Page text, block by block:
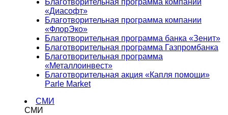
Благотворительная программа компании
«Диасофт»
Благотворительная программа компании
«ФлорЭко»
Благотворительная программа банка «Зенит»
Благотворительная программа Газпромбанка
Благотворительная программа
«Металлоинвест»
Благотворительная акция «Капля помощи»
Parle Market
СМИ
СМИ